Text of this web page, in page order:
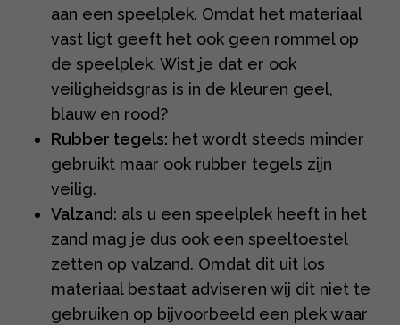
aan een speelplek. Omdat het materiaal
vast ligt geeft het ook geen rommel op
de speelplek. Wist je dat er ook
veiligheidsgras is in de kleuren geel,
blauw en rood?
Rubber tegels: het wordt steeds minder
gebruikt maar ook rubber tegels zijn
veilig.
Valzand: als u een speelplek heeft in het
zand mag je dus ook een speeltoestel
zetten op valzand. Omdat dit uit los
materiaal bestaat adviseren wij dit niet te
gebruiken op bijvoorbeeld een plek waar